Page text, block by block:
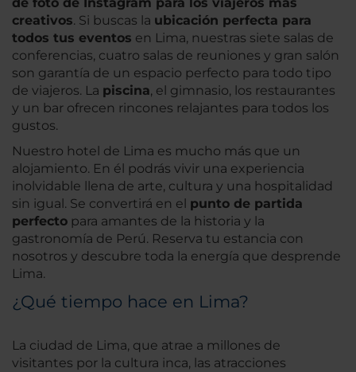
creativos. Si buscas la ubicación perfecta para
todos tus eventos en Lima, nuestras siete salas de
conferencias, cuatro salas de reuniones y gran salón
son garantía de un espacio perfecto para todo tipo
de viajeros. La piscina, el gimnasio, los restaurantes
y un bar ofrecen rincones relajantes para todos los
gustos.
Nuestro hotel de Lima es mucho más que un
alojamiento. En él podrás vivir una experiencia
inolvidable llena de arte, cultura y una hospitalidad
sin igual. Se convertirá en el punto de partida
perfecto para amantes de la historia y la
gastronomía de Perú. Reserva tu estancia con
nosotros y descubre toda la energía que desprende
Lima.
¿Qué tiempo hace en Lima?
La ciudad de Lima, que atrae a millones de
visitantes por la cultura inca, las atracciones